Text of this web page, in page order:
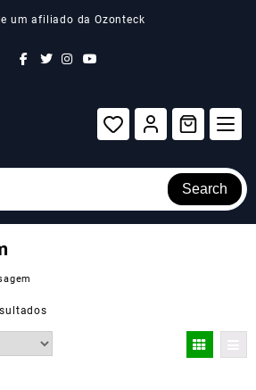
um afiliado da Ozonteck
Search